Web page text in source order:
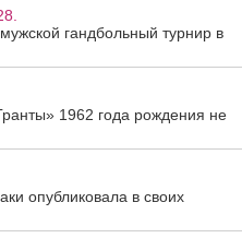
гандбольный турнир в
1962 года рождения не
опубликовала в своих